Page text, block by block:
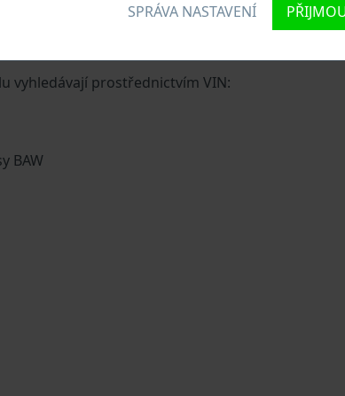
SPRÁVA NASTAVENÍ
identifikační číslo zvané Vehicle
ze zakódovaná základní specifikaci vozidla.
vyhledávají prostřednictvím VIN:
BAW